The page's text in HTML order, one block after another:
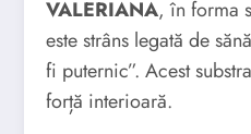
VALERIANA, în forma
este strâns legată de
fi puternic”. Acest
forță interioară.